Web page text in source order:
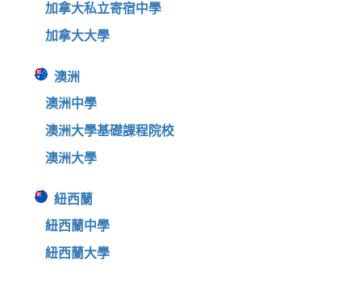
加拿大私立寄宿中學
加拿大大學
澳洲
澳洲中學
澳洲大學基礎課程院校
澳洲大學
紐西蘭
紐西蘭中學
紐西蘭大學